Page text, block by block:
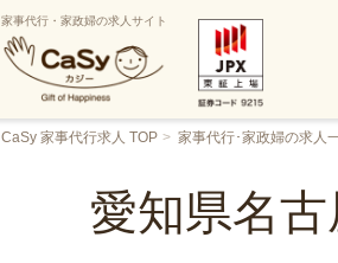
家事代行・家政婦の求人サイト
CaSy 家事代行求人 TOP 家事代行･家政婦の求人
愛知県名